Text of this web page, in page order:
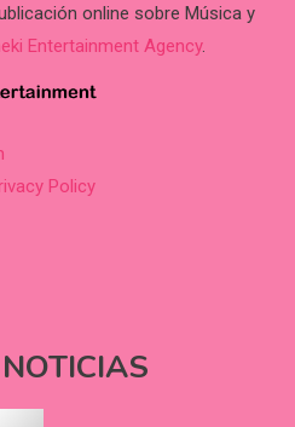
online sobre Música y
Entertainment Agency.
Policy